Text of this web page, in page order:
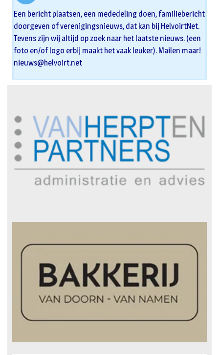
Een bericht plaatsen, een mededeling doen, familiebericht
doorgeven of verenigingsnieuws, dat kan bij HelvoirtNet.
Tevens zijn wij altijd op zoek naar het laatste nieuws. (een
foto en/of logo erbij maakt het vaak leuker). Mailen maar!
nieuws@helvoirt.net